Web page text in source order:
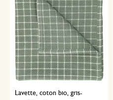
Lavette, coton bio, gris-